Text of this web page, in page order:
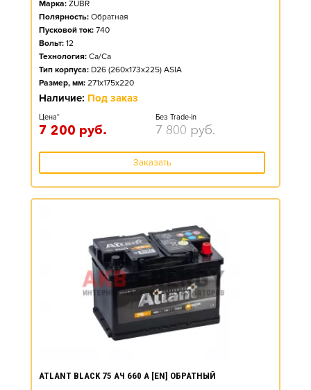
Марка: ZUBR
Полярность: Обратная
Пусковой ток: 740
Вольт: 12
Технология: Ca/Ca
Тип корпуса: D26 (260x173x225) ASIA
Размер, мм: 271x175x220
Наличие: Под заказ
Цена*
7 200 руб.
Без Trade-in
7 800 руб.
Заказать
ATLANT BLACK 75 АЧ 660 А [EN] ОБРАТНЫЙ